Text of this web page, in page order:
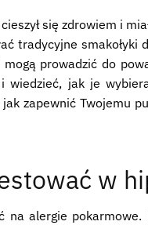
się zdrowiem i
tradycyjne
prowadzić do
i wiedzieć, jak je
zapewnić Twojemu
w
na alergie